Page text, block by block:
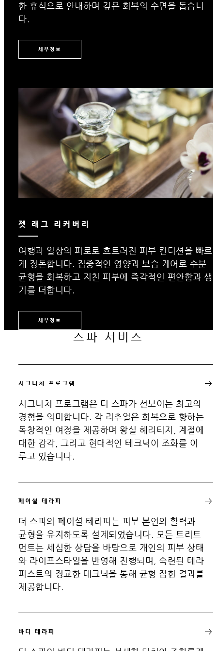
한 휴식으로 안내하며 깊은 회복의 수면을 돕습니
다.
세부정보
젯 래그 리커버리
여행과 일상의 피로로 흐트러진 피부 컨디션을 빠르
게 정돈합니다. 집중적인 영양과 보습 케어로 수분
균형을 회복하고 지친 피부에 즉각적인 편안함과 생
기를 더합니다.
세부정보
스파 서비스
시그니처 프로그램
시그니처 프로그램은 더 스파가 선보이는 최고의
경험을 의미합니다. 각 리추얼은 회복으로 향하는
독창적인 여정을 제공하며 왕실 헤리티지, 계절에
대한 감각, 그리고 현대적인 테크닉이 조화를 이
루고 있습니다.
페이셜 테라피
더 스파의 페이셜 테라피는 피부 본연의 활력과
균형을 유지하도록 설계되었습니다. 모든 트리트
먼트는 세심한 상담을 바탕으로 개인의 피부 상태
와 라이프스타일을 반영해 진행되며, 숙련된 테라
피스트의 정교한 테크닉을 통해 균형 잡힌 결과를
제공합니다.
바디 테라피